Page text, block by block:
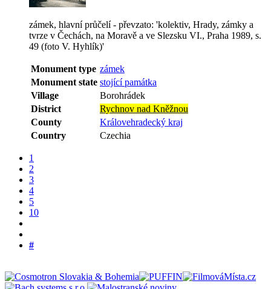
zámek, hlavní průčelí - převzato: 'kolektiv, Hrady, zámky a
tvrze v Čechách, na Moravě a ve Slezsku VI., Praha 1989, s.
49 (foto V. Hyhlík)'
Monument type zámek
Monument state stojící památka
Village
Borohrádek
District
Rychnov nad Kněžnou
County
Královehradecký kraj
Country
Czechia
1
2
3
4
5
10
#